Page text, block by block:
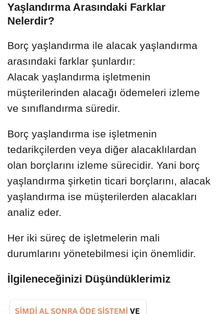
Yaşlandırma Arasındaki Farklar
Nelerdir?
Borç yaşlandırma ile alacak yaşlandırma
arasındaki farklar şunlardır:
Alacak yaşlandırma işletmenin
müşterilerinden alacağı ödemeleri izleme
ve sınıflandırma süredir.
Borç yaşlandırma ise işletmenin
tedarikçilerden veya diğer alacaklılardan
olan borçlarını izleme sürecidir. Yani borç
yaşlandırma şirketin ticari borçlarını, alacak
yaşlandırma ise müşterilerden alacakları
analiz eder.
Her iki süreç de işletmelerin mali
durumlarını yönetebilmesi için önemlidir.
İlgileneceğinizi Düşündüklerimiz